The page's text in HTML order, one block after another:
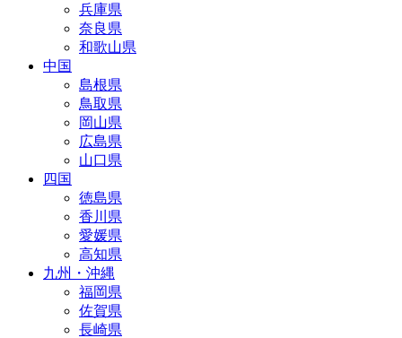
兵庫県
奈良県
和歌山県
中国
島根県
鳥取県
岡山県
広島県
山口県
四国
徳島県
香川県
愛媛県
高知県
九州・沖縄
福岡県
佐賀県
長崎県